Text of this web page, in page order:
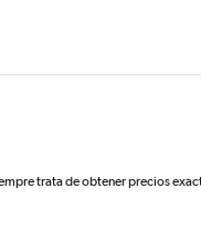
trata de obtener precios